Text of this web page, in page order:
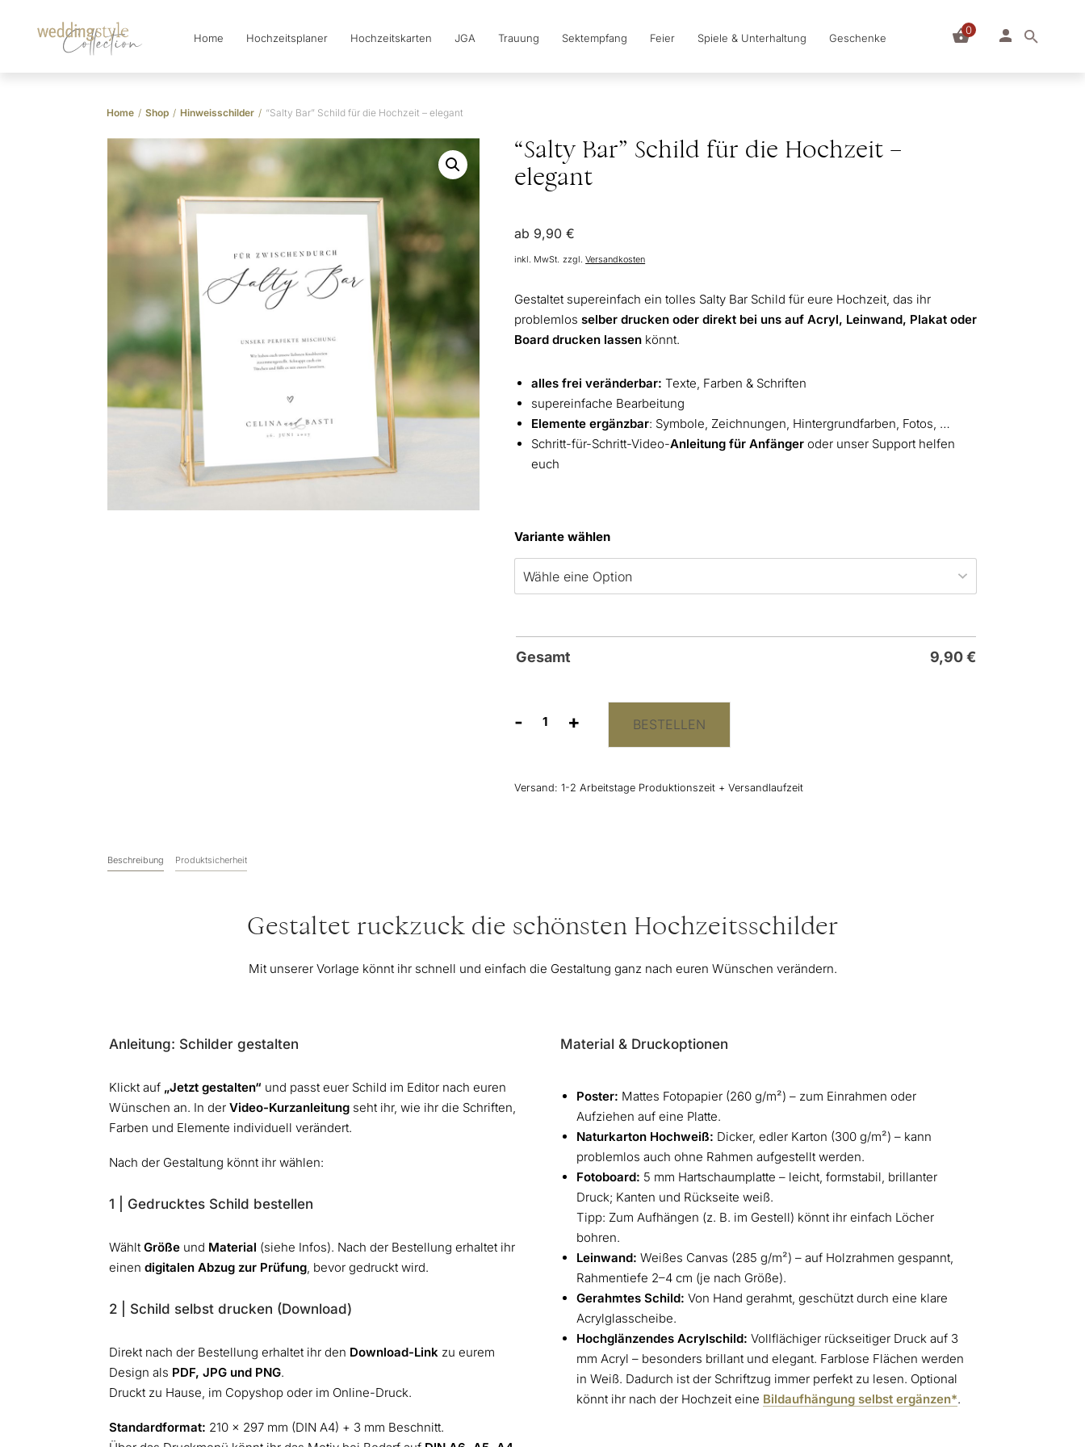
Collection Home Hochzeitsplaner Hochzeitskarten JGA Trauung Sektempfang Feier Spiele & Unterhaltung Geschenke
0
Home / Shop / Hinweisschilder / “Salty Bar” Schild für die Hochzeit – elegant
“Salty Bar” Schild für die Hochzeit –
elegant
ab 9,90€
inkl. MwSt. zzgl.Versandkosten
Gestaltet supereinfach ein tolles Salty Bar Schild für eure Hochzeit, das ihr
problemlosselber drucken oder direkt bei uns auf Acryl, Leinwand, Plakat oder
Board drucken lassen könnt.
alles frei veränderbar:Texte, Farben & Schriften
supereinfache Bearbeitung
Elemente ergänzbar: Symbole, Zeichnungen, Hintergrundfarben, Fotos, …
Schritt-für-Schritt-Video-Anleitung für Anfänger oder unser Support helfen
euch
Variante wählen
Gesamt 9,90€
-
"Salty
für
+ BESTELLEN
Versand:1-2 Arbeitstage Produktionszeit + Versandlaufzeit
Beschreibung Produktsicherheit
Gestaltet ruckzuck die schönsten Hochzeitsschilder
Mit unserer Vorlage könnt ihr schnell und einfach die Gestaltung ganz nach euren Wünschen verändern.
Anleitung: Schilder gestalten
Klickt auf „Jetzt gestalten“ und passt euer Schild im Editor nach euren
Wünschen an. In der Video-Kurzanleitung seht ihr, wie ihr die Schriften,
Farben und Elemente individuell verändert.
Nach der Gestaltung könnt ihr wählen:
1 | Gedrucktes Schild bestellen
Wählt Größe und Material (siehe Infos). Nach der Bestellung erhaltet ihr
einen digitalen Abzug zur Prüfung, bevor gedruckt wird.
2 | Schild selbst drucken (Download)
Direkt nach der Bestellung erhaltet ihr den Download-Link zu eurem
Design als PDF, JPG und PNG.
Druckt zu Hause, im Copyshop oder im Online-Druck.
Standardformat: 210 × 297 mm (DIN A4) + 3 mm Beschnitt.
Material & Druckoptionen
Poster: Mattes Fotopapier (260 g/m²) – zum Einrahmen oder
Aufziehen auf eine Platte.
Naturkarton Hochweiß: Dicker, edler Karton (300 g/m²) – kann
problemlos auch ohne Rahmen aufgestellt werden.
Fotoboard: 5 mm Hartschaumplatte – leicht, formstabil, brillanter
Druck; Kanten und Rückseite weiß.
Tipp: Zum Aufhängen (z. B. im Gestell) könnt ihr einfach Löcher
bohren.
Leinwand: Weißes Canvas (285 g/m²) – auf Holzrahmen gespannt,
Rahmentiefe 2–4 cm (je nach Größe).
Gerahmtes Schild: Von Hand gerahmt, geschützt durch eine klare
Acrylglasscheibe.
Hochglänzendes Acrylschild: Vollflächiger rückseitiger Druck auf 3
mm Acryl – besonders brillant und elegant. Farblose Flächen werden
in Weiß. Dadurch ist der Schriftzug immer perfekt zu lesen. Optional
könnt ihr nach der Hochzeit eine Bildaufhängung selbst ergänzen*.